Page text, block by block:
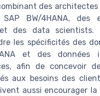
des architectes
BW/4HANA, des
des data scientists.
les spécificités des
et des données
afin de concevoir
aux besoins des
aussi encourager la